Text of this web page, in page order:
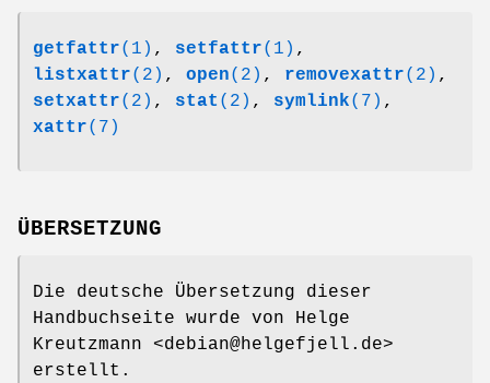
getfattr(1) , setfattr(1) ,
listxattr(2) , open(2) , removexattr(2) ,
setxattr(2) , stat (2) , symlink(7) ,
xattr(7)
ÜBERSETZUNG
Die deutsche Übersetzung dieser
Handbuchseite wurde von Helge
Kreutzmann <debian@helgefjell.de>
erstellt.